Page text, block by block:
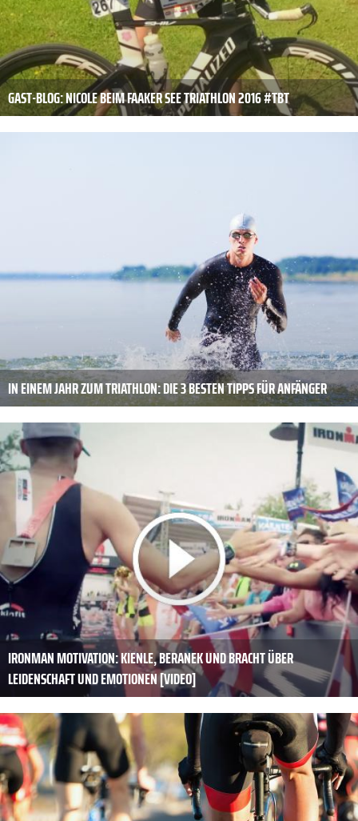
GAST-BLOG: NICOLE BEIM FAAKER SEE TRIATHLON 2016 #TBT
IN EINEM JAHR ZUM TRIATHLON: DIE 3 BESTEN TIPPS FÜR ANFÄNGER
IRONMAN MOTIVATION: KIENLE, BERANEK UND BRACHT ÜBER
LEIDENSCHAFT UND EMOTIONEN [VIDEO]